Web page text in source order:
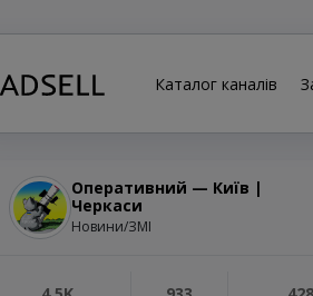
Каталог каналів
Оперативний — Київ |
Черкаси
Новини/ЗМІ